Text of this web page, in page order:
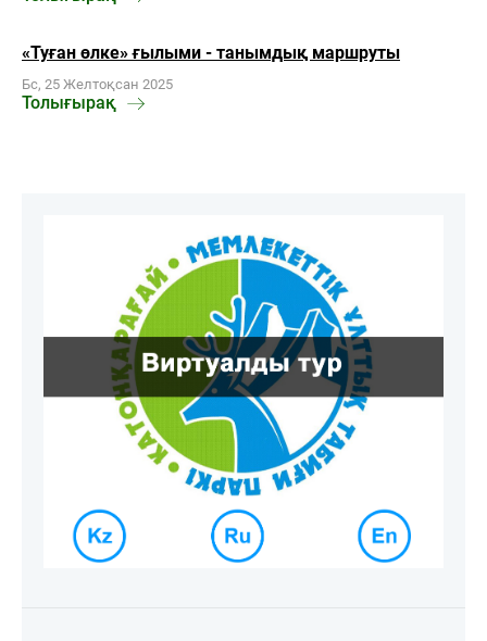
«Туған өлке» ғылыми - танымдық маршруты
Бс, 25 Желтоқсан 2025
Толығырақ